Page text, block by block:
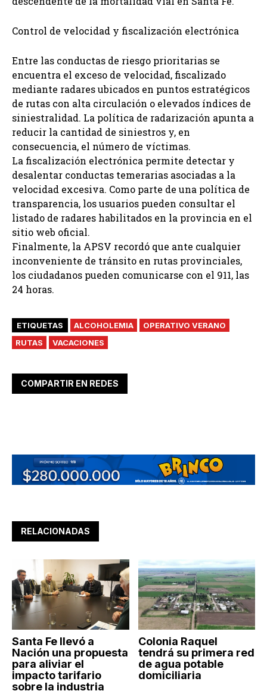
Control de velocidad y fiscalización electrónica
Entre las conductas de riesgo prioritarias se
encuentra el exceso de velocidad, fiscalizado
mediante radares ubicados en puntos estratégicos
de rutas con alta circulación o elevados índices de
siniestralidad. La política de radarización apunta a
reducir la cantidad de siniestros y, en
consecuencia, el número de víctimas.
La fiscalización electrónica permite detectar y
desalentar conductas temerarias asociadas a la
velocidad excesiva. Como parte de una política de
transparencia, los usuarios pueden consultar el
listado de radares habilitados en la provincia en el
sitio web oficial.
Finalmente, la APSV recordó que ante cualquier
inconveniente de tránsito en rutas provinciales,
los ciudadanos pueden comunicarse con el 911, las
24 horas.
ETIQUETAS ALCOHOLEMIA
OPERATIVO VERANO
RUTAS
VACACIONES
COMPARTIR EN REDES
RELACIONADAS
Santa Fe llevó a
Nación una propuesta
para aliviar el
impacto tarifario
sobre la industria
Colonia Raquel
tendrá su primera red
de agua potable
domiciliaria